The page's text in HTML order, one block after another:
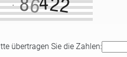
übertragen Sie die Zahlen: